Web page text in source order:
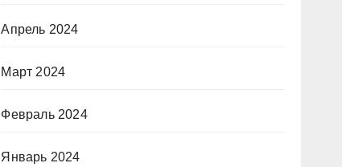
Апрель 2024
Март 2024
Февраль 2024
Январь 2024